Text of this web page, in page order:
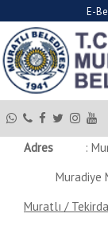
E-
Adres
:
Muradiye
Muratlı /